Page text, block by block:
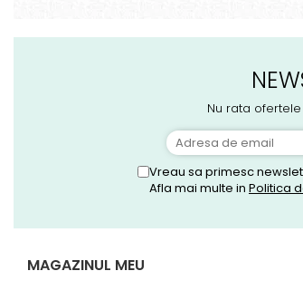
Nu rata
Vreau sa primesc
Afla mai multe in Politica
MAGAZINUL MEU